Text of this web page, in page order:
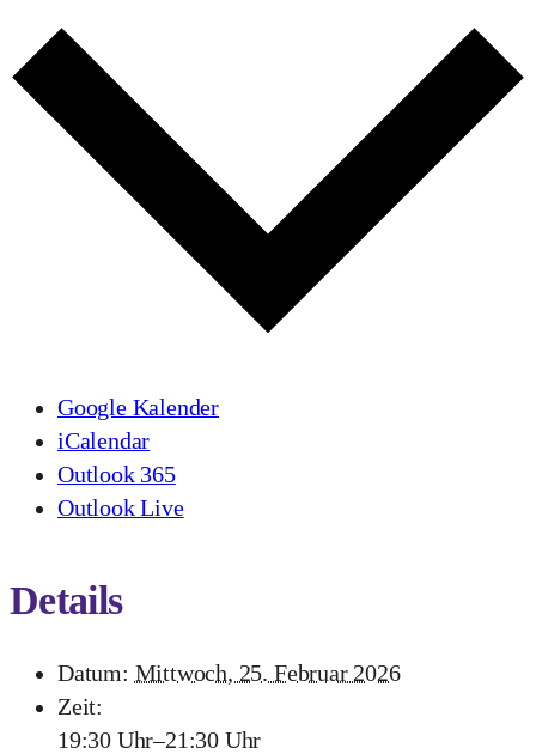
Google Kalender
iCalendar
Outlook 365
Outlook Live
Details
Datum: Mittwoch, 25. Februar 2026
Zeit:
19:30 Uhr–21:30 Uhr